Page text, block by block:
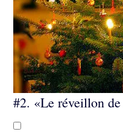
#2. «Le réveillon